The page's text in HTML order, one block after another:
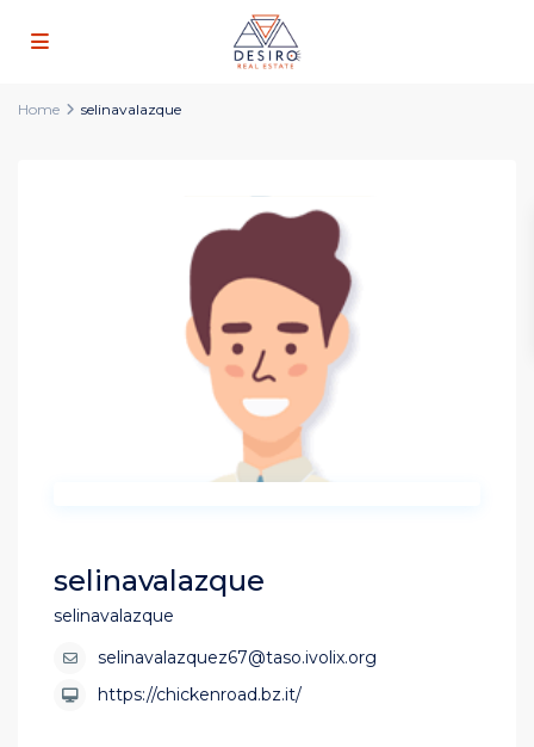
Home selinavalazque
selinavalazque
selinavalazque
selinavalazquez67@taso.ivolix.org
https://chickenroad.bz.it/